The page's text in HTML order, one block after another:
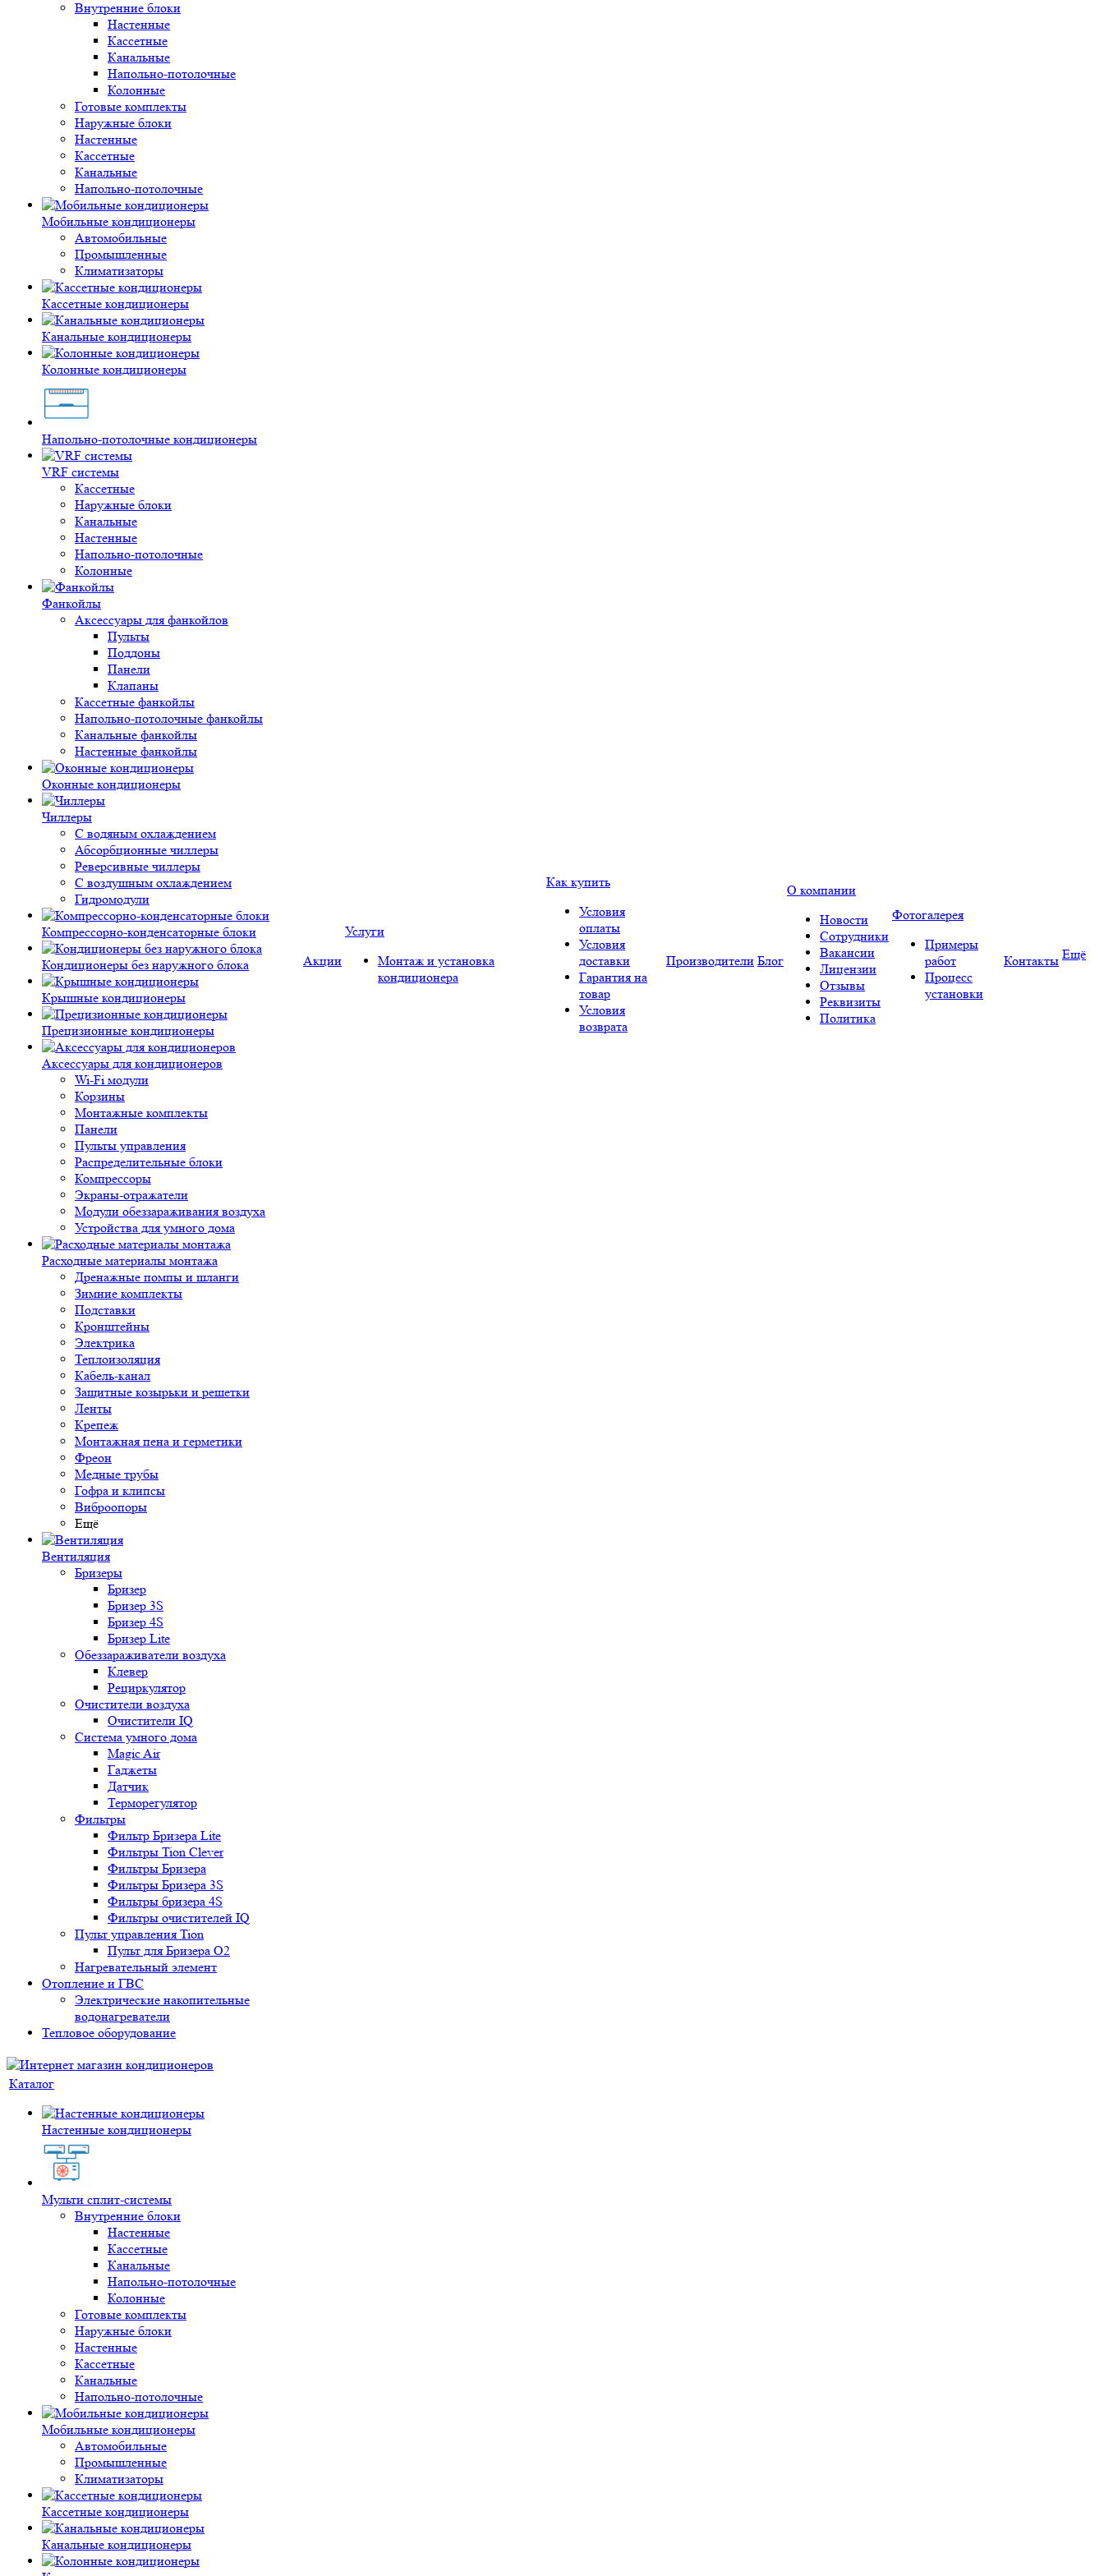
Внутренние блоки
Настенные
Кассетные
Канальные
Напольно-потолочные
Колонные
Готовые комплекты
Наружные блоки
Настенные
Кассетные
Канальные
Напольно-потолочные
Мобильные кондиционеры
Автомобильные
Промышленные
Климатизаторы
Кассетные кондиционеры
Канальные кондиционеры
Колонные кондиционеры
Напольно-потолочные кондиционеры
VRF системы
Кассетные
Наружные блоки
Канальные
Настенные
Напольно-потолочные
Колонные
Фанкойлы
Аксессуары для фанкойлов
Пульты
Поддоны
Панели
Клапаны
Кассетные фанкойлы
Напольно-потолочные фанкойлы
Канальные фанкойлы
Настенные фанкойлы
Оконные кондиционеры
Чиллеры
С водяным охлаждением
Абсорбционные чиллеры
Реверсивные чиллеры
С воздушным охлаждением
Гидромодули
Компрессорно-конденсаторные блоки
Кондиционеры без наружного блока
Крышные кондиционеры
Прецизионные кондиционеры
Аксессуары для кондиционеров
Wi-Fi модули
Корзины
Монтажные комплекты
Панели
Пульты управления
Распределительные блоки
Компрессоры
Экраны-отражатели
Модули обеззараживания воздуха
Устройства для умного дома
Расходные материалы монтажа
Дренажные помпы и шланги
Зимние комплекты
Подставки
Кронштейны
Электрика
Теплоизоляция
Кабель-канал
Защитные козырьки и решетки
Ленты
Крепеж
Монтажная пена и герметики
Фреон
Медные трубы
Гофра и клипсы
Виброопоры
Ещё
Вентиляция
Бризеры
Бризер
Бризер 3S
Бризер 4S
Бризер Lite
Обеззараживатели воздуха
Клевер
Рециркулятор
Очистители воздуха
Очистители IQ
Система умного дома
Magic Air
Гаджеты
Датчик
Терморегулятор
Фильтры
Фильтр Бризера Lite
Фильтры Tion Clever
Фильтры Бризера
Фильтры Бризера 3S
Фильтры бризера 4S
Фильтры очистителей IQ
Пульт управления Tion
Пульт для Бризера O2
Нагревательный элемент
Отопление и ГВС
Электрические накопительные
водонагреватели
Тепловое оборудование
Акции
Услуги
Монтаж и установка
кондиционера
Как купить
Условия
оплаты
Условия
доставки
Гарантия на
товар
Условия
возврата
Производители Блог
О компании
Новости
Сотрудники
Вакансии
Лицензии
Отзывы
Реквизиты
Политика
Фотогалерея
Примеры
работ
Процесс
установки
Контакты Ещё
Каталог
Настенные кондиционеры
Мульти сплит-системы
Внутренние блоки
Настенные
Кассетные
Канальные
Напольно-потолочные
Колонные
Готовые комплекты
Наружные блоки
Настенные
Кассетные
Канальные
Напольно-потолочные
Мобильные кондиционеры
Автомобильные
Промышленные
Климатизаторы
Кассетные кондиционеры
Канальные кондиционеры